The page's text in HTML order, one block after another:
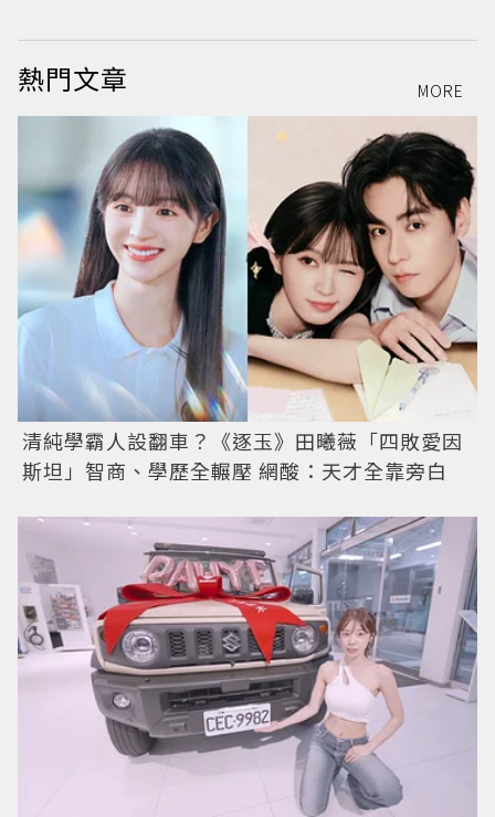
熱門文章 MORE
清純學霸人設翻車？《逐玉》田曦薇「四敗愛因
斯坦」智商、學歷全輾壓 網酸：天才全靠旁白